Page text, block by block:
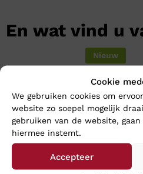
Cookie
We gebruiken cookies om
website zo soepel mogelijk
gebruiken van de website,
hiermee instemt.
Accepteer
En wat vind u
Nieuw